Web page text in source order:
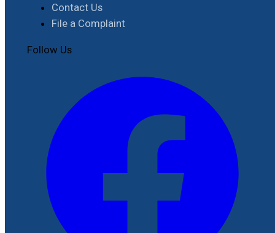
Contact Us
File a Complaint
Follow Us